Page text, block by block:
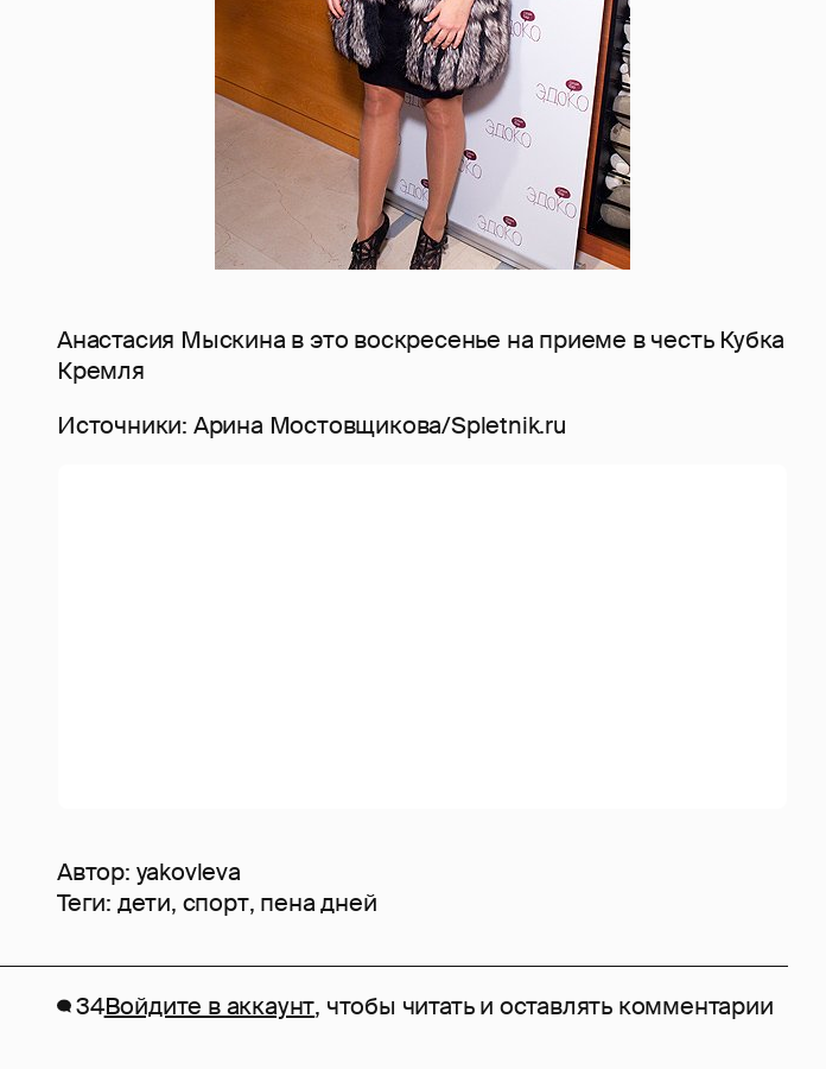
Анастасия Мыскина в это воскресенье на приеме в честь Кубка
Кремля
Источники: Арина Мостовщикова/Spletnik.ru
Автор: yakovleva
Теги: дети, спорт, пена дней
34Войдите в аккаунт, чтобы читать и оставлять комментарии